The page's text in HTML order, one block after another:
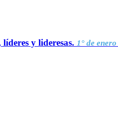
y lideresas. 1° de